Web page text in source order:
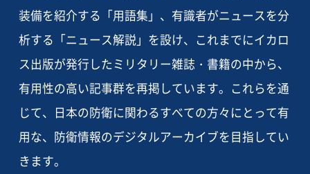
装備を紹介する「用語集」、有識者がニュースを分
析する「ニュース解説」を設け、これまでにイカロ
ス出版が発行したミリタリー雑誌・書籍の中から、
有用性の高い記事群を再掲しています。これらを通
じて、日本の防衛に関わるすべての方々にとって有
用な、防衛情報のデジタルアーカイブを目指してい
きます。